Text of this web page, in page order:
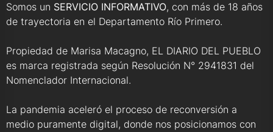
Somos un SERVICIO INFORMATIVO, con más de 18 años
de trayectoria en el Departamento Río Primero.
Propiedad de Marisa Macagno, EL DIARIO DEL PUEBLO
es marca registrada según Resolución N° 2941831 del
Nomenclador Internacional.
La pandemia aceleró el proceso de reconversión a
medio puramente digital, donde nos posicionamos con